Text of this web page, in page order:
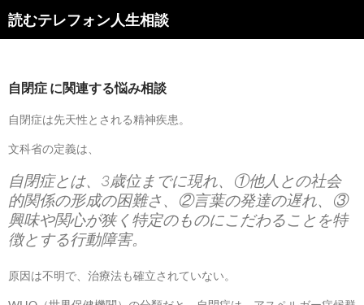
読むテレフォン人生相談
自閉症 に関連する悩み相談
自閉症は先天性とされる精神疾患。
文科省の定義は、
自閉症とは、3歳位までに現れ、①他人との社会
的関係の形成の困難さ、②言葉の発達の遅れ、③
興味や関心が狭く特定のものにこだわることを特
徴とする行動障害。
原因は不明で、治療法も確立されていない。